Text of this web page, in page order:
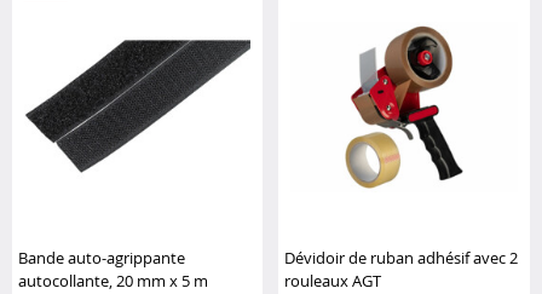
Bande auto-agrippante
autocollante, 20 mm x 5 m
Dévidoir de ruban adhésif avec 2
rouleaux AGT